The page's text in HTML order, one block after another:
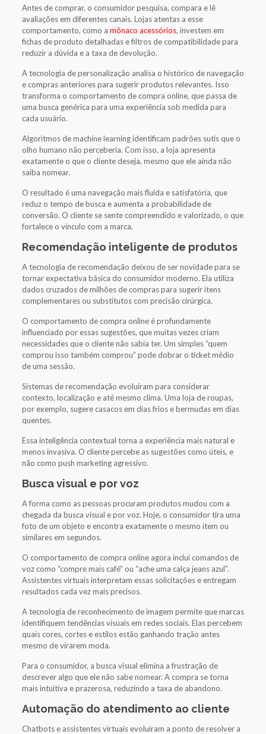
Antes de comprar, o consumidor pesquisa, compara e lê
avaliações em diferentes canais. Lojas atentas a esse
comportamento, como a mônaco acessórios, investem em
fichas de produto detalhadas e filtros de compatibilidade para
reduzir a dúvida e a taxa de devolução.
A tecnologia de personalização analisa o histórico de navegação
e compras anteriores para sugerir produtos relevantes. Isso
transforma o comportamento de compra online, que passa de
uma busca genérica para uma experiência sob medida para
cada usuário.
Algoritmos de machine learning identificam padrões sutis que o
olho humano não perceberia. Com isso, a loja apresenta
exatamente o que o cliente deseja, mesmo que ele ainda não
saiba nomear.
O resultado é uma navegação mais fluida e satisfatória, que
reduz o tempo de busca e aumenta a probabilidade de
conversão. O cliente se sente compreendido e valorizado, o que
fortalece o vínculo com a marca.
Recomendação inteligente de produtos
A tecnologia de recomendação deixou de ser novidade para se
tornar expectativa básica do consumidor moderno. Ela utiliza
dados cruzados de milhões de compras para sugerir itens
complementares ou substitutos com precisão cirúrgica.
O comportamento de compra online é profundamente
influenciado por essas sugestões, que muitas vezes criam
necessidades que o cliente não sabia ter. Um simples “quem
comprou isso também comprou” pode dobrar o ticket médio
de uma sessão.
Sistemas de recomendação evoluíram para considerar
contexto, localização e até mesmo clima. Uma loja de roupas,
por exemplo, sugere casacos em dias frios e bermudas em dias
quentes.
Essa inteligência contextual torna a experiência mais natural e
menos invasiva. O cliente percebe as sugestões como úteis, e
não como push marketing agressivo.
Busca visual e por voz
A forma como as pessoas procuram produtos mudou com a
chegada da busca visual e por voz. Hoje, o consumidor tira uma
foto de um objeto e encontra exatamente o mesmo item ou
similares em segundos.
O comportamento de compra online agora inclui comandos de
voz como “compre mais café” ou “ache uma calça jeans azul”.
Assistentes virtuais interpretam essas solicitações e entregam
resultados cada vez mais precisos.
A tecnologia de reconhecimento de imagem permite que marcas
identifiquem tendências visuais em redes sociais. Elas percebem
quais cores, cortes e estilos estão ganhando tração antes
mesmo de virarem moda.
Para o consumidor, a busca visual elimina a frustração de
descrever algo que ele não sabe nomear. A compra se torna
mais intuitiva e prazerosa, reduzindo a taxa de abandono.
Automação do atendimento ao cliente
Chatbots e assistentes virtuais evoluíram a ponto de resolver a